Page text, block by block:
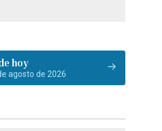
hoy
agosto de 2026